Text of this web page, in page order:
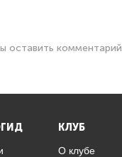
оставить комментарий
КЛУБ
О клубе